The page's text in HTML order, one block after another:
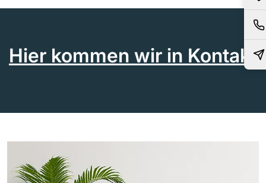
Hier kommen wir in Kontakt